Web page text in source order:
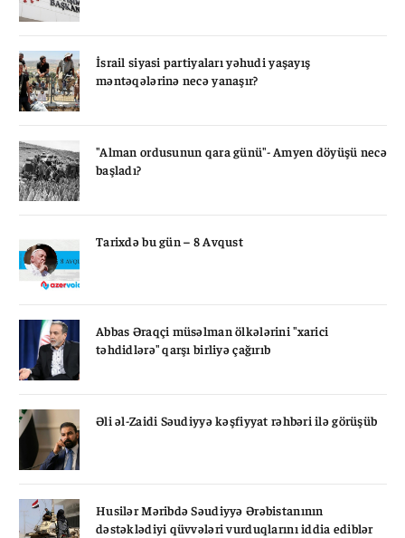
İsrail siyasi partiyaları yəhudi yaşayış
məntəqələrinə necə yanaşır?
"Alman ordusunun qara günü"- Amyen döyüşü necə
başladı?
Tarixdə bu gün – 8 Avqust
Abbas Əraqçi müsəlman ölkələrini "xarici
təhdidlərə" qarşı birliyə çağırıb
Əli əl-Zaidi Səudiyyə kəşfiyyat rəhbəri ilə görüşüb
Husilər Məribdə Səudiyyə Ərəbistanının
dəstəklədiyi qüvvələri vurduqlarını iddia ediblər